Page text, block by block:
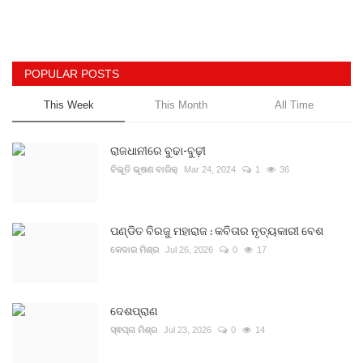
POPULAR POSTS
This Week This Month All Time
ରାଜଧାନୀରେ ବୁଢା-ବୁଢ଼ୀ
ବିଭୂତି ଭୂଷଣ ବାରିକ୍ Mar 24, 2024 1 36
ପଣ୍ଡିତ ବିରଜୁ ମହାରାଜ : କବିତାର ନୃତ୍ୟକାରୀ ବେଶ
କେଦାର ମିଶ୍ର Jul 26, 2026 0 17
ଦେଶପ୍ରାଣ
ସ୍ଵପ୍ନା ମିଶ୍ର Jul 23, 2026 0 14